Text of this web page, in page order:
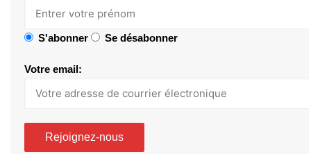
S'abonner Se désabonner
Votre email: